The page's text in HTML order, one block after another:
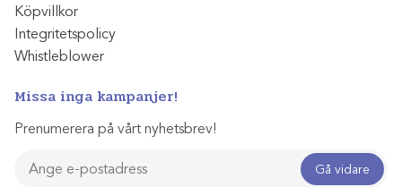
Köpvillkor
Integritetspolicy
Whistleblower
Missa inga kampanjer!
Prenumerera på vårt nyhetsbrev!
Gå vidare